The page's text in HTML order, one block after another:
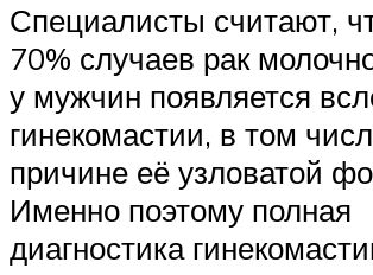
Специалисты считают,
70% случаев рак
у мужчин появляется
гинекомастии, в том
причине её узловатой
Именно поэтому полная
диагностика